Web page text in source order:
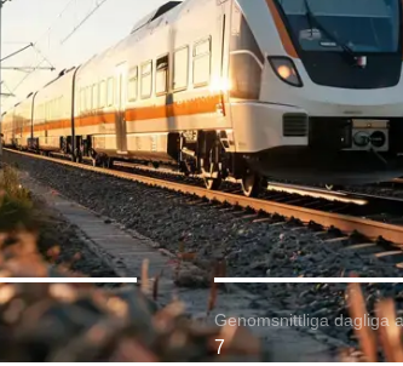
Genomsnittliga dagliga
7